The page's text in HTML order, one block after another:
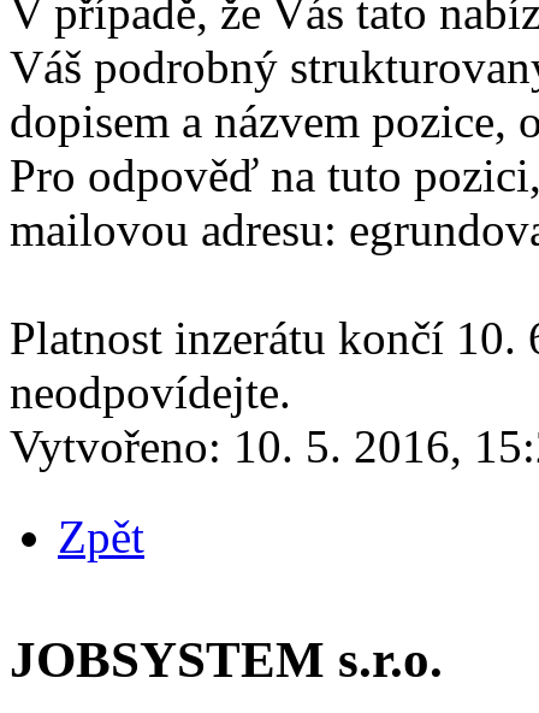
V případě, že Vás tato
Váš podrobný
dopisem a názvem pozice,
Pro odpověď na tuto
mailovou adresu:
Platnost inzerátu končí 10.
neodpovídejte.
Vytvořeno: 10. 5. 2016,
Zpět
JOBSYSTEM s.r.o.